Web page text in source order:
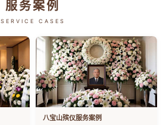
服务案例
SERVICE CASES
八宝山殡仪服务案例